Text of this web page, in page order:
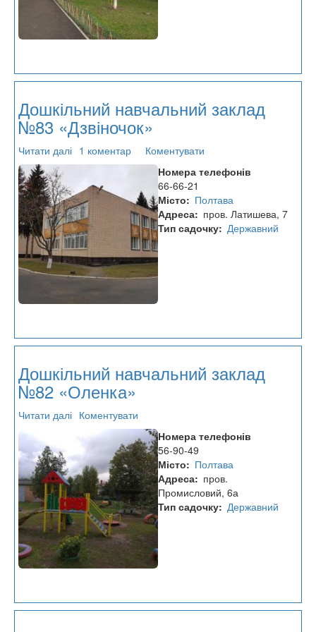
Дошкільний навчальний заклад
№83 «Дзвіночок»
Читати далі про
Дошкільний
заклад
№83
«Дзвіночок»
1 коментар
Коментувати
Номера телефонів
66-66-21
Місто
Полтава
Адреса
пров. Латишева, 7
Тип садочку Державний
Дошкільний навчальний заклад
№82 «Оленка»
Читати далі про
Дошкільний
навчальний
заклад
№82
«Оленка»
Коментувати
Номера телефонів
56-90-49
Місто
Полтава
Адреса
пров.
Промисловий, 6а
Тип садочку Державний